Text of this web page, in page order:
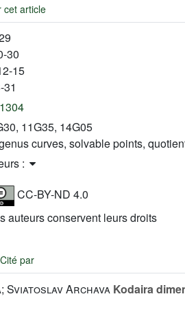
cet article
30
15
11G35, 14G05
curves, solvable points,
:
CC-BY-ND 4.0
auteurs conservent leurs droits
Cité par
Sviatoslav Archava Kodaira